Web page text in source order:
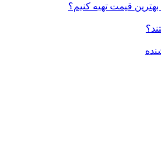
قیمت تهیه کنیم؟